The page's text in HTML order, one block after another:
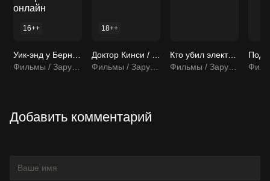
16++ 18++
Кто убил электрокар?
Добавить комментарий